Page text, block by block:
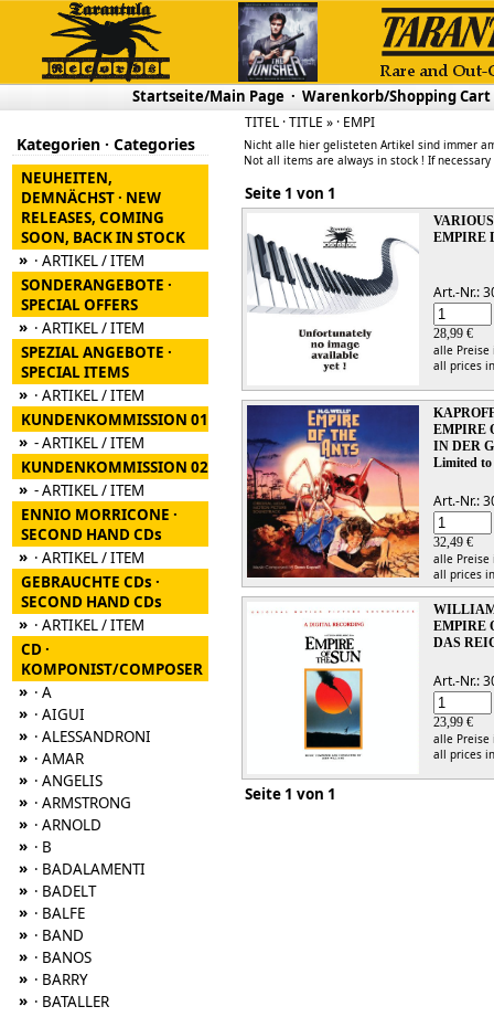
Startseite/Main Page · Warenkorb/Shopping Cart
Kategorien · Categories
NEUHEITEN,
DEMNÄCHST · NEW
RELEASES, COMING
SOON, BACK IN STOCK
» · ARTIKEL / ITEM
SONDERANGEBOTE ·
SPECIAL OFFERS
» · ARTIKEL / ITEM
SPEZIAL ANGEBOTE ·
SPECIAL ITEMS
» · ARTIKEL / ITEM
KUNDENKOMMISSION 01
» - ARTIKEL / ITEM
KUNDENKOMMISSION 02
» - ARTIKEL / ITEM
ENNIO MORRICONE ·
SECOND HAND CDs
» · ARTIKEL / ITEM
GEBRAUCHTE CDs ·
SECOND HAND CDs
» · ARTIKEL / ITEM
CD ·
KOMPONIST/COMPOSER
» · A
» · AIGUI
» · ALESSANDRONI
» · AMAR
» · ANGELIS
» · ARMSTRONG
» · ARNOLD
» · B
» · BADALAMENTI
» · BADELT
» · BALFE
» · BAND
» · BANOS
» · BARRY
» · BATALLER
TITEL · TITLE » · EMPI
Nicht alle hier gelisteten Artikel sind immer
Not all items are always in stock ! If
Seite 1 von 1
VARIOUS
EMPIRE
Art.-Nr.:
28,99 €
alle
all prices
EMPIRE
IN DER
Limited to
Art.-Nr.:
32,49 €
alle
all prices
EMPIRE
DAS
Art.-Nr.:
23,99 €
alle
all prices
Seite 1 von 1